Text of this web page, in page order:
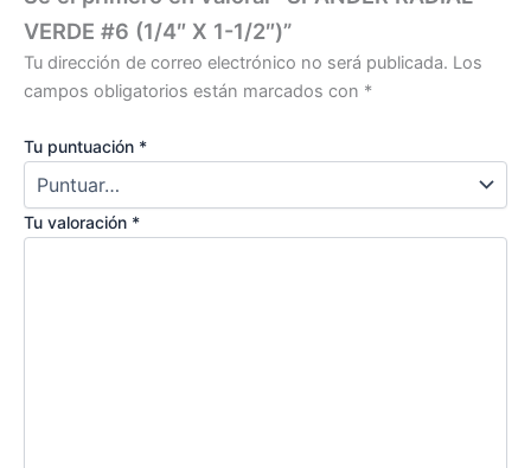
VERDE #6 (1/4″ X 1-1/2″)”
Tu dirección de correo electrónico no será publicada. Los
campos obligatorios están marcados con *
Tu puntuación *
Tu valoración *